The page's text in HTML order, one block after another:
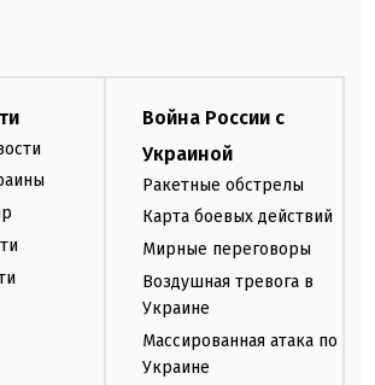
Война России с
Украиной
Ракетные обстрелы
Карта боевых действий
Мирные переговоры
Воздушная тревога в
Украине
Массированная атака по
Украине